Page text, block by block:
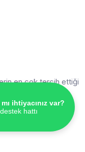
en çok tercih ettiği
Company)’dir.
mı ihtiyacınız var?
hattı